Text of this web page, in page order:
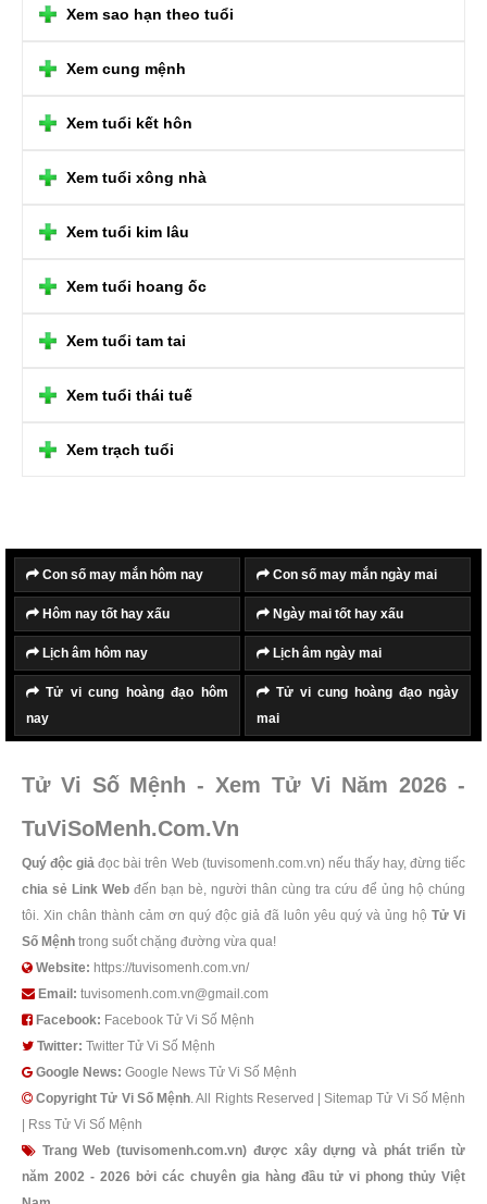
Xem sao hạn theo tuổi
Xem cung mệnh
Xem tuổi kết hôn
Xem tuổi xông nhà
Xem tuổi kim lâu
Xem tuổi hoang ốc
Xem tuổi tam tai
Xem tuổi thái tuế
Xem trạch tuổi
Con số may mắn hôm nay Con số may mắn ngày mai
Hôm nay tốt hay xấu Ngày mai tốt hay xấu
Lịch âm hôm nay Lịch âm ngày mai
Tử vi cung hoàng đạo hôm
nay
Tử vi cung hoàng đạo ngày
mai
Tử Vi Số Mệnh - Xem Tử Vi Năm 2026 -
TuViSoMenh.Com.Vn
Quý độc giả đọc bài trên Web (tuvisomenh.com.vn) nếu thấy hay, đừng tiếc
chia sẻ Link Web đến bạn bè, người thân cùng tra cứu để ủng hộ chúng
tôi. Xin chân thành cảm ơn quý độc giả đã luôn yêu quý và ủng hộ Tử Vi
Số Mệnh trong suốt chặng đường vừa qua!
Website: https://tuvisomenh.com.vn/
Email: tuvisomenh.com.vn@gmail.com
Facebook: Facebook Tử Vi Số Mệnh
Twitter: Twitter Tử Vi Số Mệnh
Google News: Google News Tử Vi Số Mệnh
Copyright Tử Vi Số Mệnh. All Rights Reserved |Sitemap Tử Vi Số Mệnh
Rss Tử Vi Số Mệnh
Trang Web (tuvisomenh.com.vn) được xây dựng và phát triển từ
năm 2002 - 2026 bởi các chuyên gia hàng đầu tử vi phong thủy Việt